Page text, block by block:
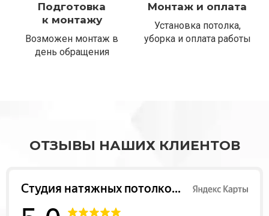
Подготовка
к монтажу
Возможен монтаж в
день обращения
Монтаж и оплата
Установка потолка,
уборка и оплата работы
ОТЗЫВЫ НАШИХ КЛИЕНТОВ